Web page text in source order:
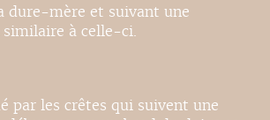
dure-mère et suivant une
à celle-ci.
par les crêtes qui suivent une